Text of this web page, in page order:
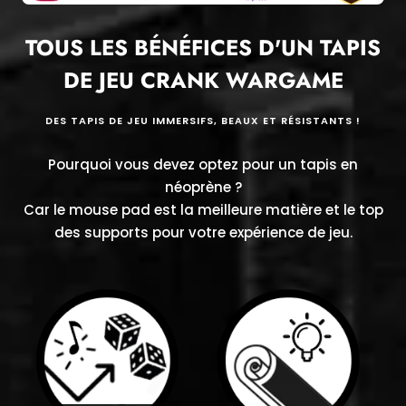
partie.
TOUS LES BÉNÉFICES D'UN TAPIS
DE JEU CRANK WARGAME
DES TAPIS DE JEU IMMERSIFS, BEAUX ET RÉSISTANTS !
Pourquoi vous devez optez pour un tapis en
néoprène ?
Car le mouse pad est la meilleure matière et le top
des supports pour votre expérience de jeu.